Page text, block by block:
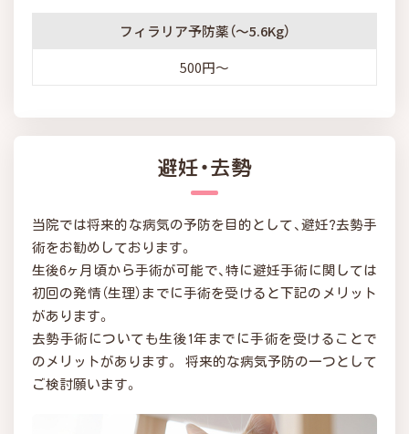
フィラリア予防薬（～5.6Kg）
500円～
避妊・去勢
当院では将来的な病気の予防を目的として、避妊?去勢手
術をお勧めしております。
生後6ヶ月頃から手術が可能で、特に避妊手術に関しては
初回の発情（生理）までに手術を受けると下記のメリット
があります。
去勢手術についても生後1年までに手術を受けることで
のメリットがあります。 将来的な病気予防の一つとして
ご検討願います。